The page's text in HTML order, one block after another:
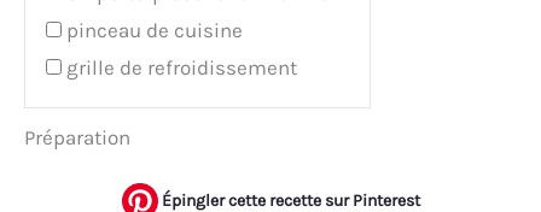
pinceau de cuisine
grille de refroidissement
Préparation
Épingler cette recette sur Pinterest